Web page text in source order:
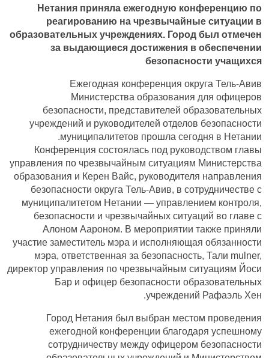
Нетания приняла ежегодную конференцию по
реагированию на чрезвычайные ситуации в
образовательных учреждениях. Город был отмечен
за выдающиеся достижения в обеспечении
безопасности учащихся
Ежегодная конференция округа Тель-Авив
Министерства образования для офицеров
безопасности, представителей образовательных
учреждений и руководителей отделов безопасности
муниципалитетов прошла сегодня в Нетании.
Конференция состоялась под руководством главы
управления по чрезвычайным ситуациям Министерства
образования и Керен Вайс, руководителя направления
безопасности округа Тель-Авив, в сотрудничестве с
муниципалитетом Нетании — управлением контроля,
безопасности и чрезвычайных ситуаций во главе с
Алоном Аароном. В мероприятии также приняли
участие заместитель мэра и исполняющая обязанности
мэра, ответственная за безопасность, Тали mulner,
директор управления по чрезвычайным ситуациям Йоси
Бар и офицер безопасности образовательных
учреждений Рафаэль Хен.
Город Нетания был выбран местом проведения
ежегодной конференции благодаря успешному
сотрудничеству между офицером безопасности